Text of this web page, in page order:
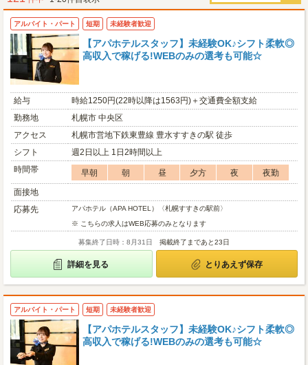
アルバイト・パート 短期 未経験者歓迎
【アパホテルスタッフ】未経験OK♪シフト柔軟◎
高収入で稼げる!WEBのみの選考も可能☆
給与
時給1250円(22時以降は1563円)＋交通費全額支給
勤務地
札幌市 中央区
アクセス
札幌市営地下鉄東豊線 豊水すすきの駅 徒歩
シフト
週2日以上 1日2時間以上
時間帯
早朝 朝 昼 夕方 夜
夜勤
面接地
応募先
アパホテル（APA HOTEL）〈札幌すすきの駅前〉
※ こちらの求人はWEB応募のみとなります
募集終了日時：8月31日 掲載終了まであと23日
詳細を見る とりあえず保存
アルバイト・パート 短期 未経験者歓迎
【アパホテルスタッフ】未経験OK♪シフト柔軟◎
高収入で稼げる!WEBのみの選考も可能☆